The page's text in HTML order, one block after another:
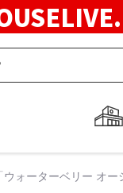
ォーターベリー オー